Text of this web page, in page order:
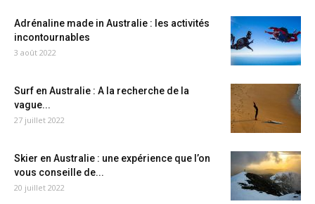
Adrénaline made in Australie : les activités
incontournables
3 août 2022
Surf en Australie : A la recherche de la
vague...
27 juillet 2022
Skier en Australie : une expérience que l’on
vous conseille de...
20 juillet 2022